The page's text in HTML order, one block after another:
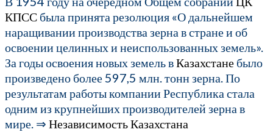
КПСС была принята резолюция «О дальнейшем
наращивании производства зерна в стране и об
освоении целинных и неиспользованных земель».
За годы освоения новых земель вКазахстане было
произведено более 597,5 млн. тонн зерна. По
результатам работы компании Республика стала
одним из крупнейших производителей зерна в
мире. ⇒ Независимость Казахстана